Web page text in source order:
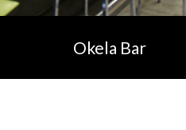
Okela Bar